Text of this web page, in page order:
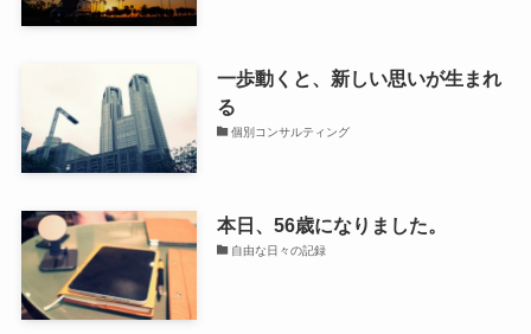
一歩動くと、新しい思いが生まれ
る
個別コンサルティング
本日、56歳になりました。
自由な日々の記録